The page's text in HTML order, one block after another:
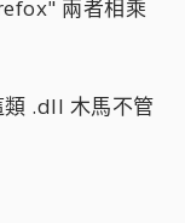
兩者相乘
.dll 木馬不管